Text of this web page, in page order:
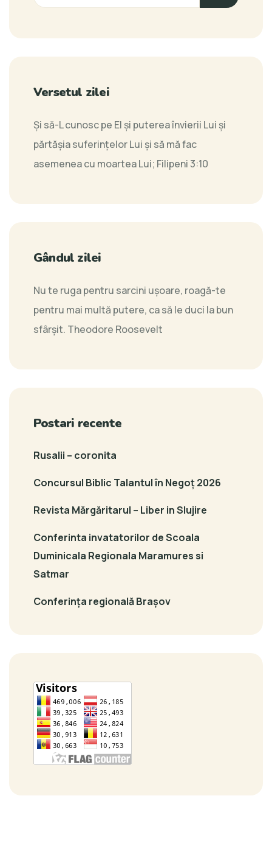
Versetul zilei
Şi să-L cunosc pe El şi puterea învierii Lui şi
părtăşia suferinţelor Lui şi să mă fac
asemenea cu moartea Lui; Filipeni 3:10
Gândul zilei
Nu te ruga pentru sarcini uşoare, roagă-te
pentru mai multă putere, ca să le duci la bun
sfârşit. Theodore Roosevelt
Postari recente
Rusalii – coronita
Concursul Biblic Talantul în Negoț 2026
Revista Mărgăritarul – Liber in Slujire
Conferinta invatatorilor de Scoala
Duminicala Regionala Maramures si
Satmar
Conferința regională Brașov